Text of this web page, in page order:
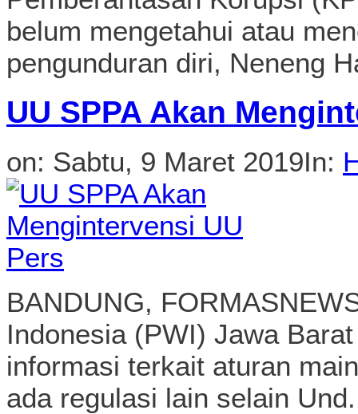
belum mengetahui atau
pengunduran diri, Neneng
UU SPPA Akan
on: Sabtu, 9 Maret 2019In:
BANDUNG,
Indonesia (PWI) Jawa
informasi terkait aturan
ada regulasi lain selain